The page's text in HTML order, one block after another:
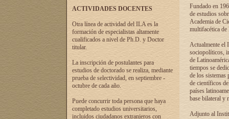
ACTIVIDADES DOCENTES
Otra línea de actividad del ILA es la
formación de especialistas altamente
cualificados a nivel de Ph.D. y Doctor
titular.
La inscripción de postulantes para
estudios de doctorado se realiza, mediante
prueba de selectividad, en septiembre -
octubre de cada año.
Puede concurrir toda persona que haya
completado estudios universitarios,
incluidos ciudadanos extranjeros con
Fundado en
de estudios
Academia de
multifacética de
Actualmente el
sociopolíticos,
de
tiempos se
de los sistemas
de científicos
países
base bilateral y
Adjunto al